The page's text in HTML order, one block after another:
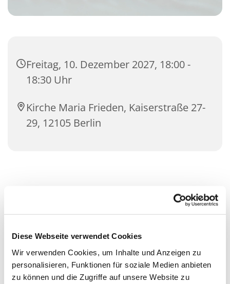
Diese Webseite verwendet Cookies
Wir verwenden Cookies, um Inhalte und Anzeigen zu
personalisieren, Funktionen für soziale Medien anbieten
zu können und die Zugriffe auf unsere Website zu
Freitag, 10. Dezember 2027, 18:00 -
18:30 Uhr
Kirche Maria Frieden, Kaiserstraße 27-
29, 12105 Berlin